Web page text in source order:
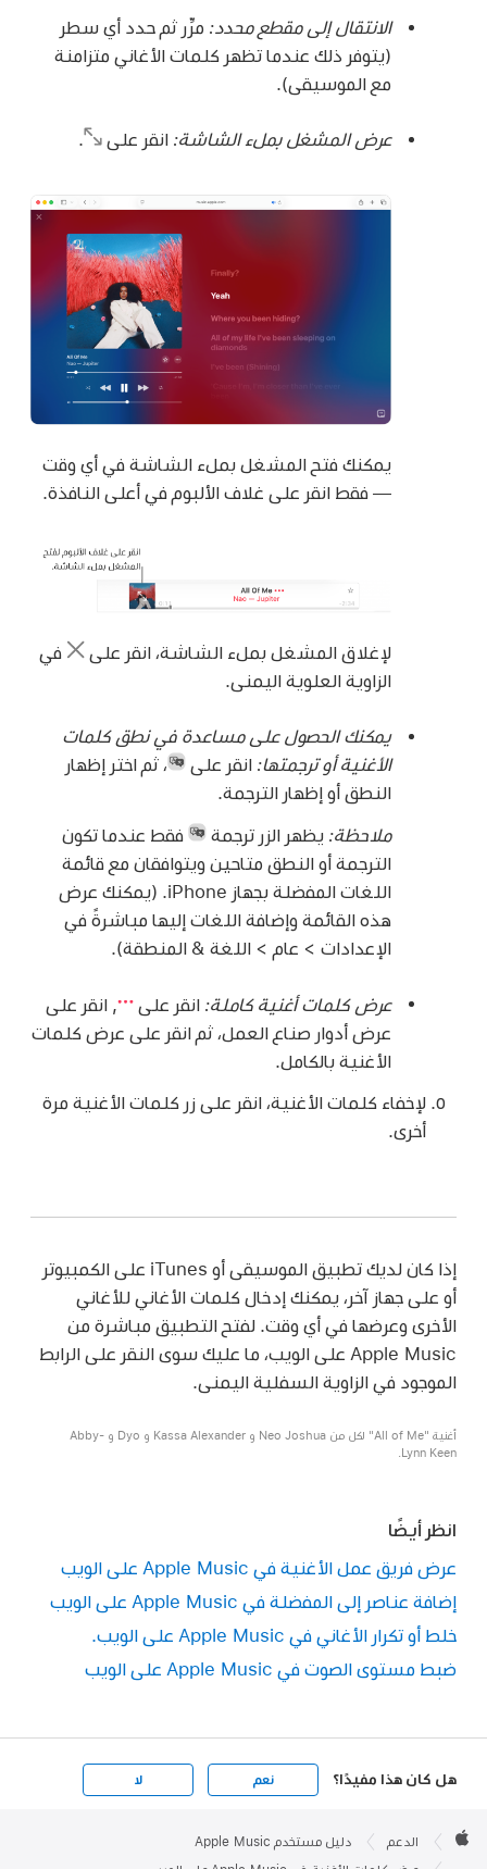
الانتقال إلى مقطع محدد: مرِّر ثم حدد أي سطر
(يتوفر ذلك عندما تظهر كلمات الأغاني متزامنة
مع الموسيقى).
عرض المشغل بملء الشاشة: انقر على
يمكنك فتح المشغل بملء الشاشة في أي وقت
— فقط انقر على غلاف الألبوم في أعلى النافذة.
لإغلاق المشغل بملء الشاشة، انقر على
في
الزاوية العلوية اليمنى.
يمكنك الحصول على مساعدة في نطق كلمات
الأغنية أو ترجمتها: انقر على
، ثم اختر إظهار
النطق أو إظهار الترجمة.
ملاحظة: يظهر الزر ترجمة
فقط عندما تكون
الترجمة أو النطق متاحين ويتوافقان مع قائمة
اللغات المفضلة بجهاز iPhone. (يمكنك عرض
هذه القائمة وإضافة اللغات إليها مباشرةً في
الإعدادات > عام > اللغة & المنطقة).
عرض كلمات أغنية كاملة: انقر على
انقر على
عرض أدوار صناع العمل، ثم انقر على عرض كلمات
الأغنية بالكامل.
لإخفاء كلمات الأغنية، انقر على زر كلمات الأغنية مرة
أخرى.
إذا كان لديك تطبيق الموسيقى أو iTunes على الكمبيوتر
أو على جهاز آخر، يمكنك إدخال كلمات الأغاني للأغاني
الأخرى وعرضها في أي وقت. لفتح التطبيق مباشرة من
Apple Music على الويب، ما عليك سوى النقر على الرابط
الموجود في الزاوية السفلية اليمنى.
أغنية "All of Me" لكل من Neo Joshua و Kassa Alexander و Dyo و Abby-
Lynn Keen.
انظر أيضًا
عرض فريق عمل الأغنية في Apple Music على الويب
إضافة عناصر إلى المفضلة في Apple Music على الويب
خلط أو تكرار الأغاني في Apple Music على الويب.
ضبط مستوى الصوت في Apple Music على الويب
هل كان هذا مفيدًا؟ نعم لا
Footer

الدعم دليل مستخدم Apple Music